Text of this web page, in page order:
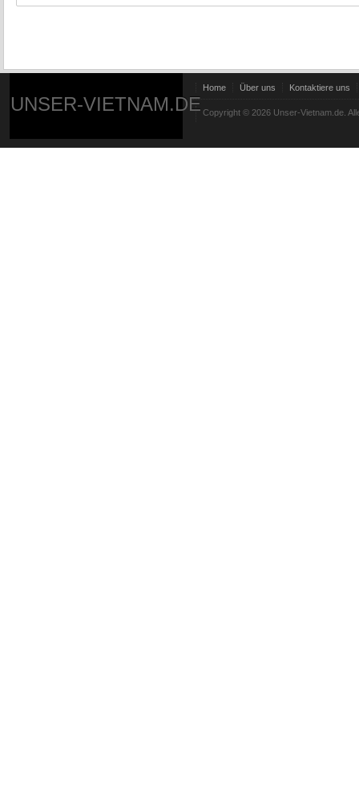
UNSER-VIETNAM.DE
Home Über uns Kontaktiere uns
Copyright © 2026 Unser-Vietnam.de.